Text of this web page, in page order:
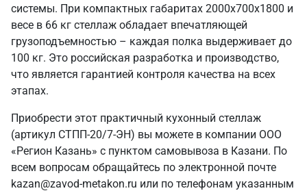
системы. При компактных габаритах 2000х700х1800 и
весе в 66 кг стеллаж обладает впечатляющей
грузоподъемностью – каждая полка выдерживает до
100 кг. Это российская разработка и производство,
что является гарантией контроля качества на всех
этапах.
Приобрести этот практичный кухонный стеллаж
(артикул СТПП-20/7-ЭН) вы можете в компании ООО
«Регион Казань» с пунктом самовывоза в Казани. По
всем вопросам обращайтесь по электронной почте
kazan@zavod-metakon.ru или по телефонам указанным